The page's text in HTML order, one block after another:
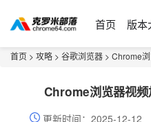
首页 版本
首页 > 攻略 > 谷歌浏览器 > Chrome
Chrome浏览器视
更新时间：2025-12-12